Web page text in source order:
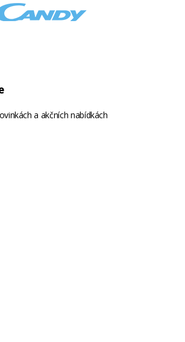
a akčních nabídkách